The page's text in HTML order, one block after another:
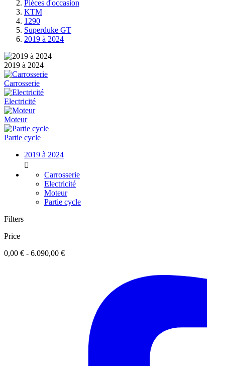
Pièces d'occasion
KTM
1290
Superduke GT
2019 à 2024
2019 à 2024
Carrosserie
Electricité
Moteur
Partie cycle
2019 à 2024

Carrosserie
Electricité
Moteur
Partie cycle
Filters
Price
0,00 € - 6.090,00 €